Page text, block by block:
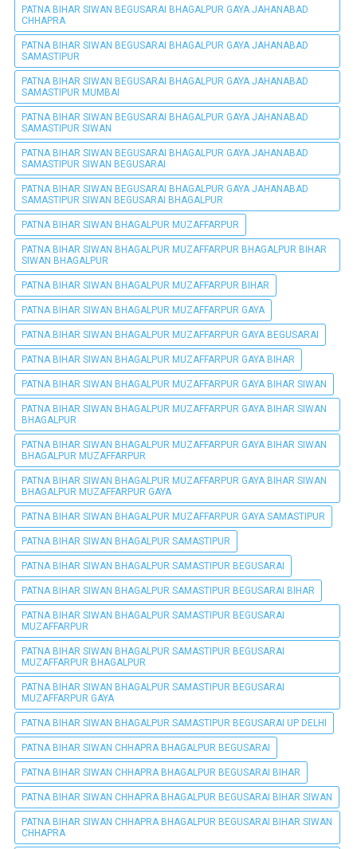
PATNA BIHAR SIWAN BEGUSARAI BHAGALPUR GAYA JAHANABAD
CHHAPRA
PATNA BIHAR SIWAN BEGUSARAI BHAGALPUR GAYA JAHANABAD
SAMASTIPUR
PATNA BIHAR SIWAN BEGUSARAI BHAGALPUR GAYA JAHANABAD
SAMASTIPUR MUMBAI
PATNA BIHAR SIWAN BEGUSARAI BHAGALPUR GAYA JAHANABAD
SAMASTIPUR SIWAN
PATNA BIHAR SIWAN BEGUSARAI BHAGALPUR GAYA JAHANABAD
SAMASTIPUR SIWAN BEGUSARAI
PATNA BIHAR SIWAN BEGUSARAI BHAGALPUR GAYA JAHANABAD
SAMASTIPUR SIWAN BEGUSARAI BHAGALPUR
PATNA BIHAR SIWAN BHAGALPUR MUZAFFARPUR
PATNA BIHAR SIWAN BHAGALPUR MUZAFFARPUR BHAGALPUR BIHAR
SIWAN BHAGALPUR
PATNA BIHAR SIWAN BHAGALPUR MUZAFFARPUR BIHAR
PATNA BIHAR SIWAN BHAGALPUR MUZAFFARPUR GAYA
PATNA BIHAR SIWAN BHAGALPUR MUZAFFARPUR GAYA BEGUSARAI
PATNA BIHAR SIWAN BHAGALPUR MUZAFFARPUR GAYA BIHAR
PATNA BIHAR SIWAN BHAGALPUR MUZAFFARPUR GAYA BIHAR SIWAN
PATNA BIHAR SIWAN BHAGALPUR MUZAFFARPUR GAYA BIHAR SIWAN
BHAGALPUR
PATNA BIHAR SIWAN BHAGALPUR MUZAFFARPUR GAYA BIHAR SIWAN
BHAGALPUR MUZAFFARPUR
PATNA BIHAR SIWAN BHAGALPUR MUZAFFARPUR GAYA BIHAR SIWAN
BHAGALPUR MUZAFFARPUR GAYA
PATNA BIHAR SIWAN BHAGALPUR MUZAFFARPUR GAYA SAMASTIPUR
PATNA BIHAR SIWAN BHAGALPUR SAMASTIPUR
PATNA BIHAR SIWAN BHAGALPUR SAMASTIPUR BEGUSARAI
PATNA BIHAR SIWAN BHAGALPUR SAMASTIPUR BEGUSARAI BIHAR
PATNA BIHAR SIWAN BHAGALPUR SAMASTIPUR BEGUSARAI
MUZAFFARPUR
PATNA BIHAR SIWAN BHAGALPUR SAMASTIPUR BEGUSARAI
MUZAFFARPUR BHAGALPUR
PATNA BIHAR SIWAN BHAGALPUR SAMASTIPUR BEGUSARAI
MUZAFFARPUR GAYA
PATNA BIHAR SIWAN BHAGALPUR SAMASTIPUR BEGUSARAI UP DELHI
PATNA BIHAR SIWAN CHHAPRA BHAGALPUR BEGUSARAI
PATNA BIHAR SIWAN CHHAPRA BHAGALPUR BEGUSARAI BIHAR
PATNA BIHAR SIWAN CHHAPRA BHAGALPUR BEGUSARAI BIHAR SIWAN
PATNA BIHAR SIWAN CHHAPRA BHAGALPUR BEGUSARAI BIHAR SIWAN
CHHAPRA